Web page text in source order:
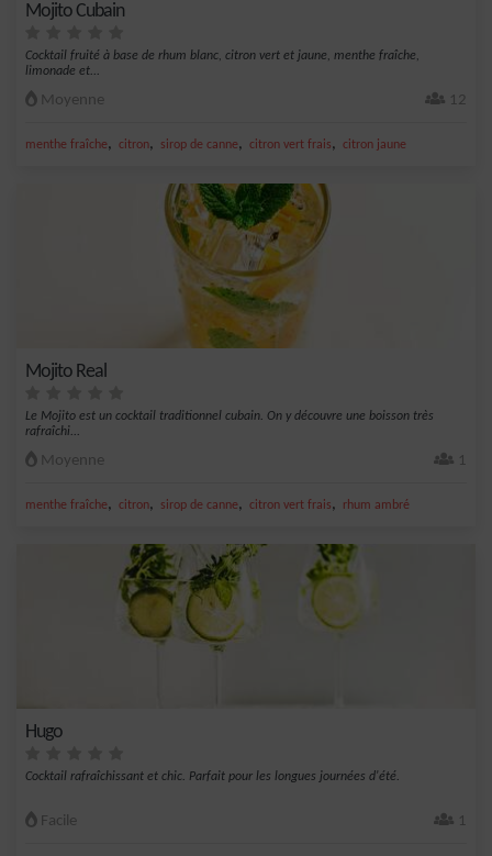
Mojito Cubain
Cocktail fruité à base de rhum blanc, citron vert et jaune, menthe fraîche,
limonade et...
Moyenne 12
menthe fraîche, citron, sirop de canne, citron vert frais, citron jaune
Mojito Real
Le Mojito est un cocktail traditionnel cubain. On y découvre une boisson très
rafraîchi...
Moyenne 1
menthe fraîche, citron, sirop de canne, citron vert frais, rhum ambré
Hugo
Cocktail rafraîchissant et chic. Parfait pour les longues journées d'été.
Facile 1